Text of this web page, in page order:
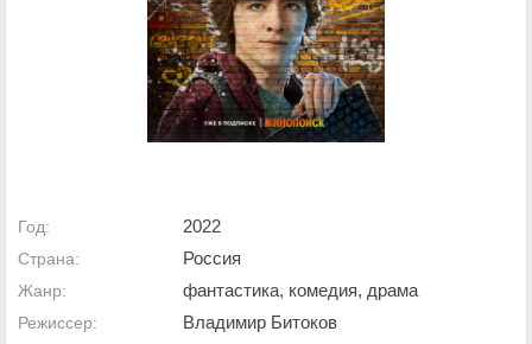
Год: 2022
Страна: Россия
Жанр: фантастика, комедия, драма
Режиссер: Владимир Битоков